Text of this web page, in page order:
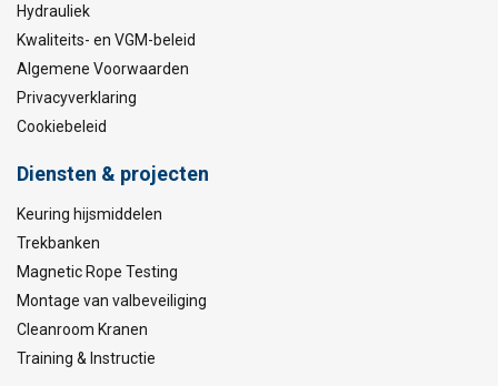
Hydrauliek
Kwaliteits- en VGM-beleid
Algemene Voorwaarden
Privacyverklaring
Cookiebeleid
Diensten & projecten
Keuring hijsmiddelen
Trekbanken
Magnetic Rope Testing
Montage van valbeveiliging
Cleanroom Kranen
Training & Instructie